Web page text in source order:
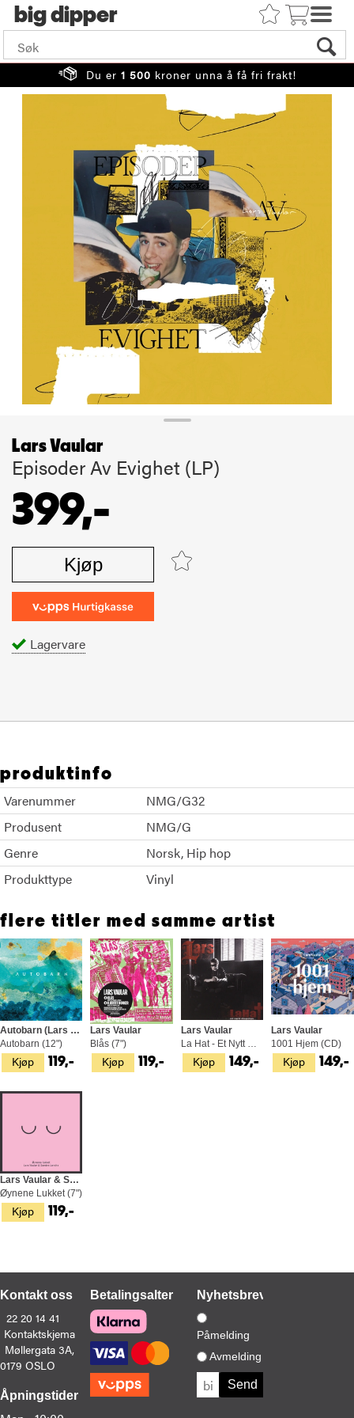
big
Du er 1 500 kroner unna å få fri frakt!
Lars Vaular
Episoder Av Evighet (LP)
399,-
Kjøp
Lagervare
produktinfo
Varenummer
NMG/G32
Produsent
NMG/G
Genre
Norsk Hip hop
Produkttype
Vinyl
flere titler med samme artist
Kjøp
Autobarn (Lars Vaular)
Autobarn (12")
119,- Kjøp
Lars Vaular
Blås (7")
119,- Kjøp
Lars Vaular
149,- Kjøp
Lars Vaular
1001 Hjem (CD)
149,-
Kjøp
Lars Vaular & Sondre Lerche
Øynene Lukket (7")
119,-
Kontakt oss
22 20 14 41
Kontaktskjema
Møllergata 3A,
0179 OSLO
Åpningstider
BetalingsalternativerNyhetsbrev
Påmelding
Avmelding